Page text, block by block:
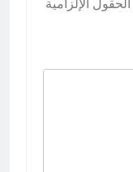
الحقول الإلزامية